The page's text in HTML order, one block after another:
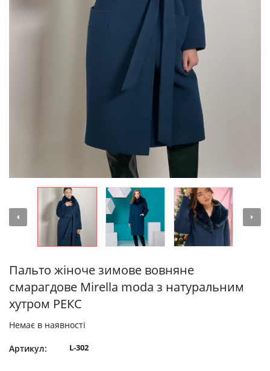
Пальто жіноче зимове вовняне
смарагдове Mirella moda з натуральним
хутром РЕКС
Немає в наявності
Артикул: L-302